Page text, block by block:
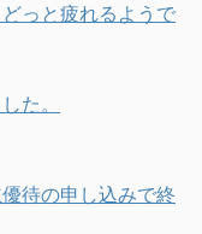
っと疲れるようで
た。
待の申し込みで終